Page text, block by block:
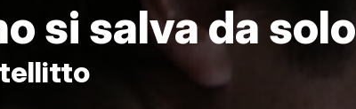
si salva da solo